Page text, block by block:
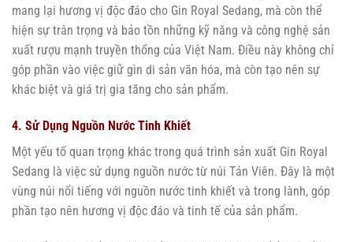
mang lại hương vị độc đáo cho Gin Royal Sedang, mà còn thể
hiện sự trân trọng và bảo tồn những kỹ năng và công nghệ sản
xuất rượu mạnh truyền thống của Việt Nam. Điều này không chỉ
góp phần vào việc giữ gìn di sản văn hóa, mà còn tạo nên sự
khác biệt và giá trị gia tăng cho sản phẩm.
4. Sử Dụng Nguồn Nước Tinh Khiết
Một yếu tố quan trọng khác trong quá trình sản xuất Gin Royal
Sedang là việc sử dụng nguồn nước từ núi Tản Viên. Đây là một
vùng núi nổi tiếng với nguồn nước tinh khiết và trong lành, góp
phần tạo nên hương vị độc đáo và tinh tế của sản phẩm.